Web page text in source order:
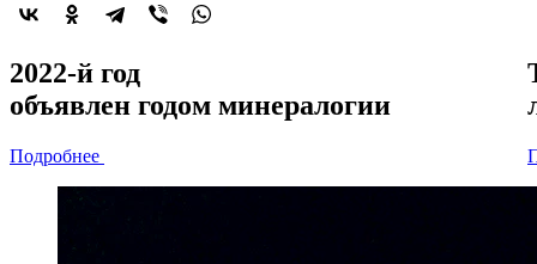
2022-й год
объявлен годом минералогии
Подробнее